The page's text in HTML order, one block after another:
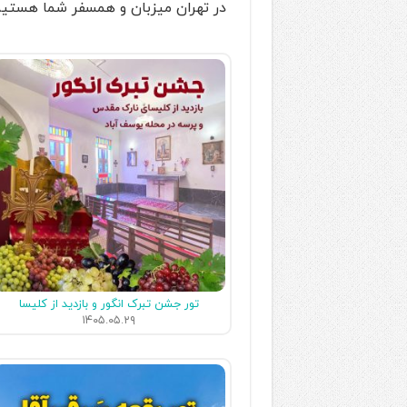
در تهران میزبان و همسفر شما
تور جشن تبرک انگور و بازدید از کلیسا
۱۴۰۵.۰۵.۲۹